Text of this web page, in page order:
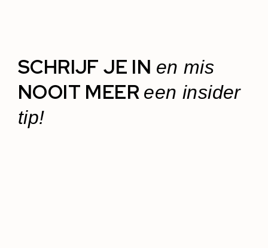
SCHRIJF JE IN en mis
NOOIT MEER een insider
tip!